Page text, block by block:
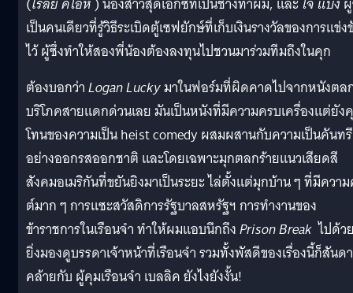
เป็นคนเดียวที่รู้วิธีระเบิดตู้เซฟยักษ์ที่เก็บเงินรางวัลของการแข่ง
ไว้ ผู้ซึ่งทำให้สองพี่น้องต้องลงทุนไปชวนมาร่วมทีมถึงในคุก
ต้องบอกว่าLogan Luckyมาในฟอร์มที่ผิดคาดไปจากหนังตล
บริโภคสายแดกด่วนเลย มันเป็นหนังที่มีความครบเครื่องแต่ยัง
โทนของความเป็น heist comedy ผสมผสานกับความเป็นคันทรี
อย่างออกรสออกชาติ และโดยเฉพาะมุกตลกร้ายแนวเสียดสี
สังคมอเมริกันที่ขยันยิงมาเป็นระยะ ไล่ตั้งแต่มุกบ้าน ๆ ที่มีควา
ต์มาก ๆ การแซะสวัสดิการรัฐบาลสหรัฐฯ การทำงานของ
ข้าราชการในเรือนจำ ทำให้ผมแอบนึกถึงPrison Break ไปด้ว
ยิ่งมองดูบรรดาเจ้าหน้าที่เรือนจำ รวมทั้งพัสดีของเรื่องนี้ก็สันด
คล้ายกับ ผู้คุมเรือนจำ เบลลิค ยังไงยังงั้น!